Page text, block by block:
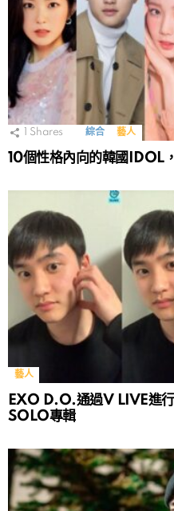
Shares 綜合 藝人
10個性格內向的韓國IDOL
藝人
EXO D.O.通過V LIVE進
SOLO專輯